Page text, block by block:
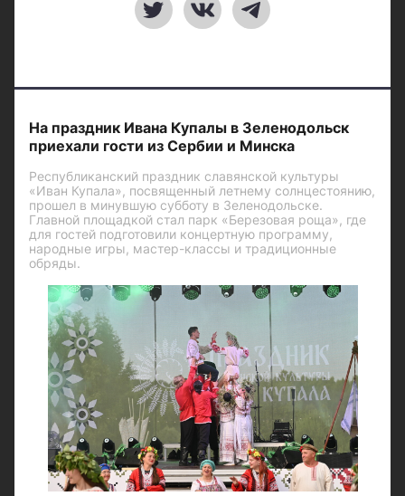
На праздник Ивана Купалы в Зеленодольск
приехали гости из Сербии и Минска
Республиканский праздник славянской культуры
«Иван Купала», посвященный летнему солнцестоянию,
прошел в минувшую субботу в Зеленодольске.
Главной площадкой стал парк «Березовая роща», где
для гостей подготовили концертную программу,
народные игры, мастер-классы и традиционные
обряды.